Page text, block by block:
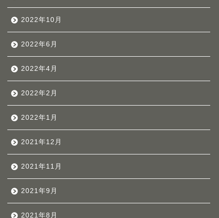
2022年10月
2022年6月
2022年4月
2022年2月
2022年1月
2021年12月
2021年11月
2021年9月
2021年8月